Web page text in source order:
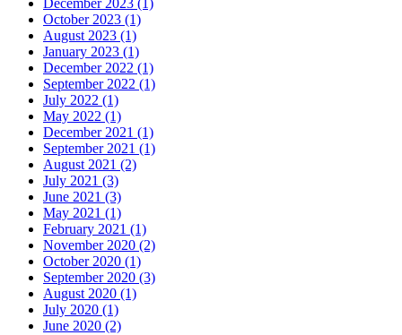
December 2023 (1)
October 2023 (1)
August 2023 (1)
January 2023 (1)
December 2022 (1)
September 2022 (1)
July 2022 (1)
May 2022 (1)
December 2021 (1)
September 2021 (1)
August 2021 (2)
July 2021 (3)
June 2021 (3)
May 2021 (1)
February 2021 (1)
November 2020 (2)
October 2020 (1)
September 2020 (3)
August 2020 (1)
July 2020 (1)
June 2020 (2)